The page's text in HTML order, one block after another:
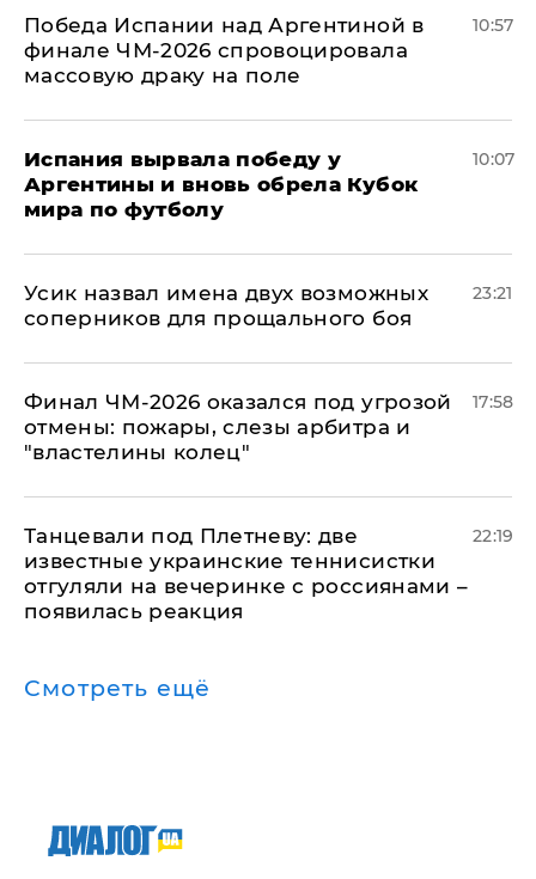
Победа Испании над Аргентиной в
финале ЧМ-2026 спровоцировала
массовую драку на поле
10:57
Испания вырвала победу у
Аргентины и вновь обрела Кубок
мира по футболу
10:07
Усик назвал имена двух возможных
соперников для прощального боя
23:21
Финал ЧМ-2026 оказался под угрозой
отмены: пожары, слезы арбитра и
"властелины колец"
17:58
Танцевали под Плетневу: две
известные украинские теннисистки
отгуляли на вечеринке с россиянами –
появилась реакция
22:19
Смотреть ещё